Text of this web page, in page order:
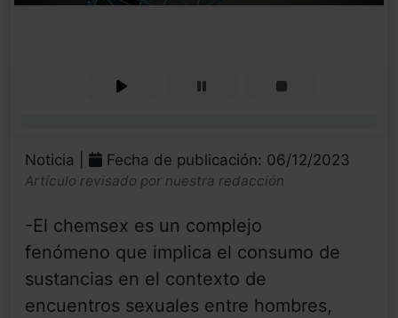
Noticia | Fecha de publicación: 06/12/2023
Artículo revisado por nuestra redacción
-El chemsex es un complejo
fenómeno que implica el consumo de
sustancias en el contexto de
encuentros sexuales entre hombres,